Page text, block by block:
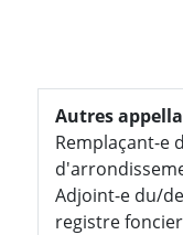
Autres
Remplaçant-e
Adjoint-e du/
registre foncier